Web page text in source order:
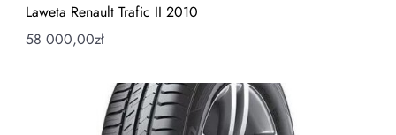
Laweta Renault Trafic II 2010
58 000,00zł